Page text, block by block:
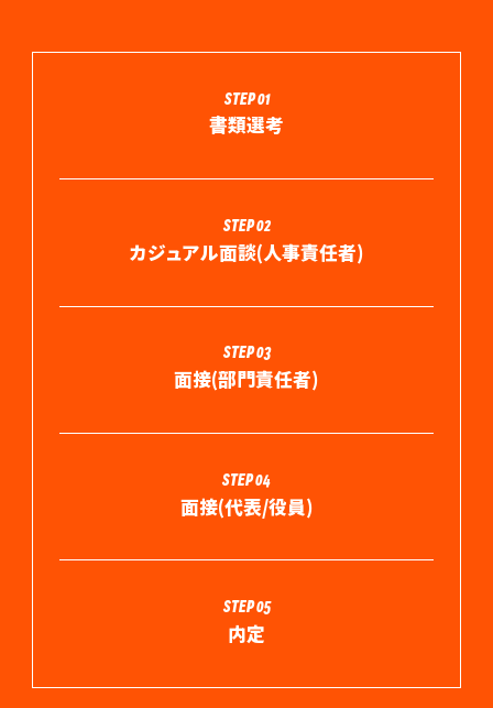
STEP 01
書類選考
STEP 02
カジュアル面談(人事責任者)
STEP 03
面接(部門責任者)
STEP 04
面接(代表/役員)
STEP 05
内定